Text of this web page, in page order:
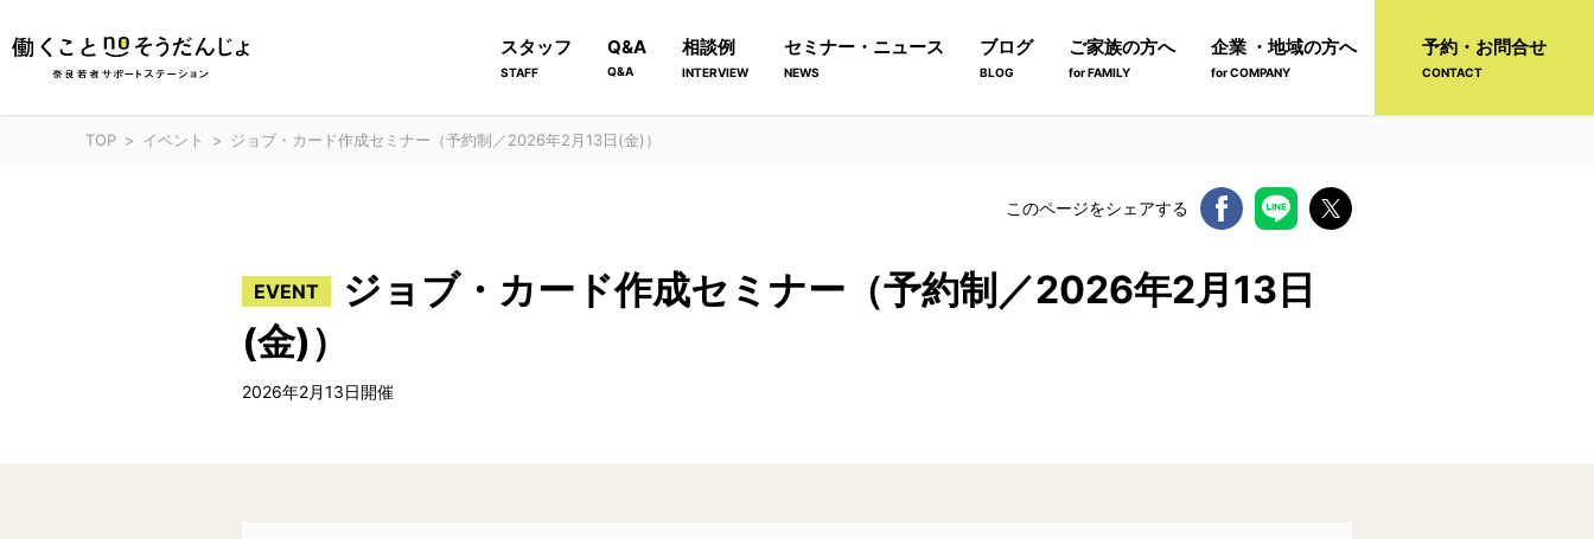
スタッフ
STAFF
Q&A
Q&A
相談例
INTERVIEW
セミナー・ニュース
NEWS
ブログ
BLOG
ご家族の方へ
for FAMILY
企業 ・地域の方へ
for COMPANY
予約・お問合せ
CONTACT
TOP イベント ​​ジョブ・カード作成セミナー（予約制／2026年2月13日(金)）
このページをシェアする
EVENT
​​ジョブ・カード作成セミナー（予約制／2026年2月13日
(金)）
2026年2月13日開催